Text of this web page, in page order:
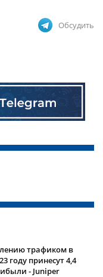
Обсудить
трафиком в
году принесут 4,4
- Juniper